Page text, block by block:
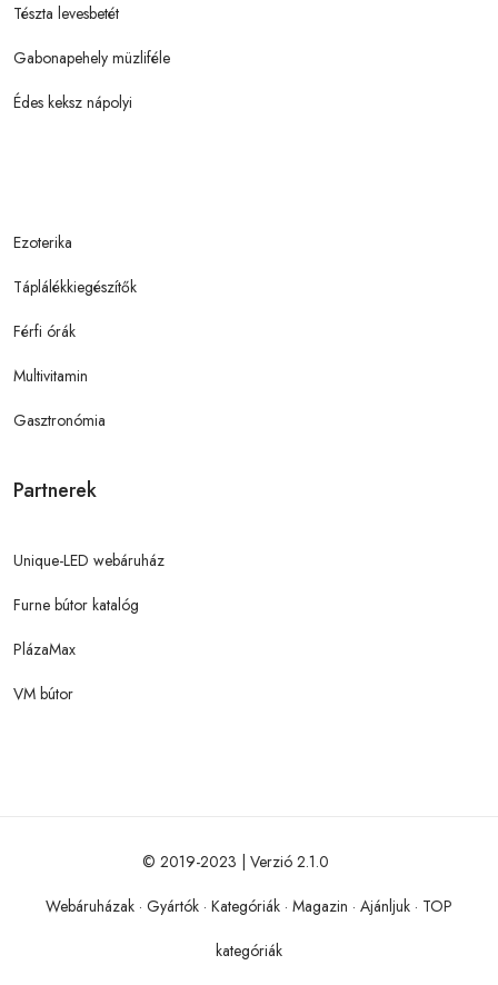
Tészta levesbetét
Gabonapehely müzliféle
Édes keksz nápolyi
Ezoterika
Táplálékkiegészítők
Férfi órák
Multivitamin
Gasztronómia
Partnerek
Unique-LED webáruház
Furne bútor katalóg
PlázaMax
VM bútor
© 2019-2023 | Verzió 2.1.0
Webáruházak · Gyártók · Kategóriák · Magazin · Ajánljuk · TOP
kategóriák